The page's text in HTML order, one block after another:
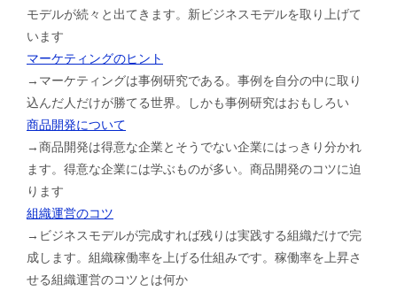
モデルが続々と出てきます。新ビジネスモデルを取り上げて
います
マーケティングのヒント
→マーケティングは事例研究である。事例を自分の中に取り
込んだ人だけが勝てる世界。しかも事例研究はおもしろい
商品開発について
→商品開発は得意な企業とそうでない企業にはっきり分かれ
ます。得意な企業には学ぶものが多い。商品開発のコツに迫
ります
組織運営のコツ
→ビジネスモデルが完成すれば残りは実践する組織だけで完
成します。組織稼働率を上げる仕組みです。稼働率を上昇さ
せる組織運営のコツとは何か